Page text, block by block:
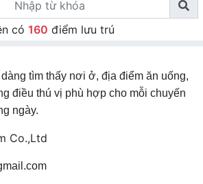
có 160 điểm lưu trú
tìm thấy nơi ở, địa điểm ăn uống,
điều thú vị phù hợp cho mỗi chuyến
ngày.
Co.,Ltd